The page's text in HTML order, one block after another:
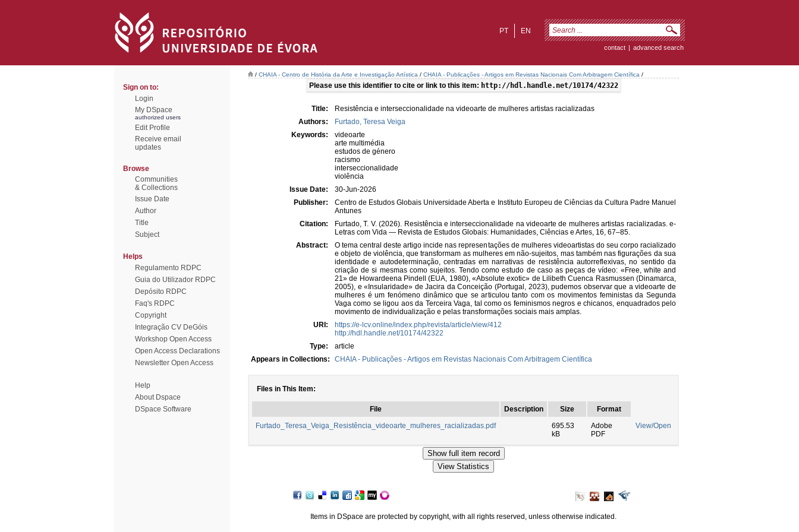
EN
PT
contact | advanced search
Sign on to:
Login
My DSpace
authorized users
Edit Profile
Receive email
updates
Browse
Communities
& Collections
Issue Date
Author
Title
Subject
Helps
Regulamento RDPC
Guia do Utilizador RDPC
Depósito RDPC
Faq's RDPC
Copyright
Integração CV DeGóis
Workshop Open Access
Open Access Declarations
Newsletter Open Access
Help
About Dspace
DSpace Software
/ CHAIA - Centro de História da Arte e Investigação Artística / CHAIA - Publicações - Artigos em Revistas Nacionais Com Arbitragem Científica /
Please use this identifier to cite or link to this item: http://hdl.handle.net/10174/42322
Title:
Resistência e interseccionalidade na videoarte de mulheres artistas racializadas
Authors:
Furtado, Teresa Veiga
Keywords:
videoarte
arte multimédia
estudos de género
racismo
interseccionalidade
violência
Issue Date:
30-Jun-2026
Publisher:
Centro de Estudos Globais Universidade Aberta e Instituto Europeu de Ciências da Cultura Padre Manuel
Antunes
Citation:
Furtado, T. V. (2026). Resistência e interseccionalidade na videoarte de mulheres artistas racializadas. e-
Letras com Vida — Revista de Estudos Globais: Humanidades, Ciências e Artes, 16, 67–85.
Abstract:
O tema central deste artigo incide nas representações de mulheres videoartistas do seu corpo racializado
e objeto de violência, que transformam as mulheres em não-sujeitos, mas também nas figurações da sua
identidade e autodeterminação, centradas em narrativas de resistência autorreflexivas, no sentido da
criação de si mesmas como sujeitos. Tendo como estudo de caso as peças de vídeo: «Free, white and
21» de Howardeena Pindell (EUA, 1980), «Absolute exotic» de Lilibeth Cuenca Rasmussen (Dinamarca,
2005), e «Insularidade» de Jacira da Conceição (Portugal, 2023), pudemos observar que a videoarte de
mulheres é um fenómeno dinâmico que se articulou tanto com os movimentos feministas da Segunda
Vaga como se ligou aos da Terceira Vaga, tal como os feminismos negros e chicanos, enquadrados pelo
movimento de individualização e pelas transformações sociais mais amplas.
URI:
https://e-lcv.online/index.php/revista/article/view/412
http://hdl.handle.net/10174/42322
Type:
article
Appears in Collections:
CHAIA - Publicações - Artigos em Revistas Nacionais Com Arbitragem Científica
Files in This Item:
File Description Size
Format
Furtado_Teresa_Veiga_Resistência_videoarte_mulheres_racializadas.pdf
695.53
kB
Adobe
PDF
View/Open
Items in DSpace are protected by copyright, with all rights reserved, unless otherwise indicated.